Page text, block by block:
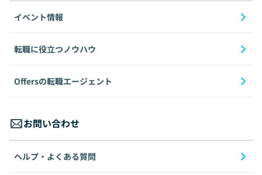
イベント情報
転職に役立つノウハウ
Offersの転職エージェント
お問い合わせ
ヘルプ・よくある質問